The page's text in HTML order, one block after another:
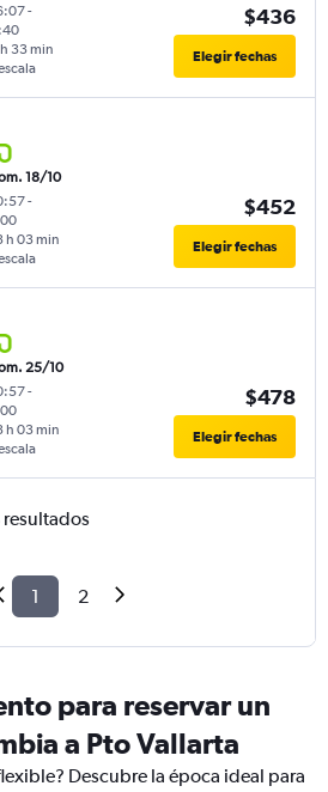
-
33 min
$436
Elegir fechas
18/10
-
h 03 min
$452
Elegir fechas
25/10
-
h 03 min
$478
Elegir fechas
resultados
1 2
para reservar un
a Pto Vallarta
Descubre la época ideal para